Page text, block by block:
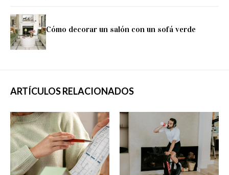
Cómo decorar un salón con un sofá verde
ARTÍCULOS RELACIONADOS